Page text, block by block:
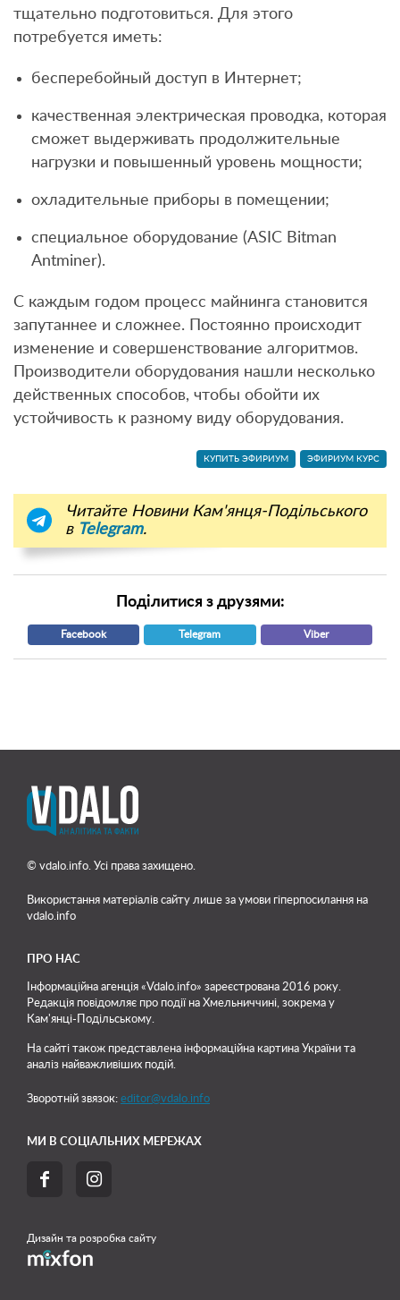
тщательно подготовиться. Для этого
потребуется иметь:
бесперебойный доступ в Интернет;
качественная электрическая проводка, которая
сможет выдерживать продолжительные
нагрузки и повышенный уровень мощности;
охладительные приборы в помещении;
специальное оборудование (ASIC Bitman
Antminer).
С каждым годом процесс майнинга становится
запутаннее и сложнее. Постоянно происходит
изменение и совершенствование алгоритмов.
Производители оборудования нашли несколько
действенных способов, чтобы обойти их
устойчивость к разному виду оборудования.
КУПИТЬ ЭФИРИУМ ЭФИРИУМ КУРС
Читайте Новини Кам'янця-Подільського
в Telegram.
Поділитися з друзями:
Facebook Telegram Viber
© vdalo.info. Усі права захищено.
Використання матеріалів сайту лише за умови гіперпосилання на
vdalo.info
ПРО НАС
Інформаційна агенція «Vdalo.info» зареєстрована 2016 року.
Редакція повідомляє про події на Хмельниччині, зокрема у
Кам'янці-Подільському.
На сайті також представлена інформаційна картина України та
аналіз найважливіших подій.
Зворотній звязок: editor@vdalo.info
МИ В СОЦІАЛЬНИХ МЕРЕЖАХ
 
Дизайн та розробка сайту